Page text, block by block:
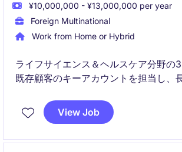
¥10,000,000 - ¥13,000,000 per year
Foreign Multinational
Work from Home or Hybrid
ライフサイエンス＆ヘルスケア分野の
既存顧客のキーアカウントを担当し、
サルティングとソリューション提案に
スの機会創出と価値提供を担います。
View Job